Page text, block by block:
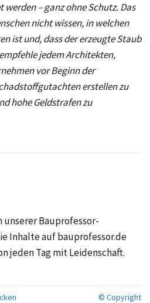
– ganz ohne Schutz. Das
nicht wissen, in welchen
ist und, dass der erzeugte Staub
jedem Architekten,
vor Beginn der
erstellen zu
hohe Geldstrafen zu
unserer Bauprofessor-
Inhalte auf bauprofessor.de
jeden Tag mit Leidenschaft.
© Copyright